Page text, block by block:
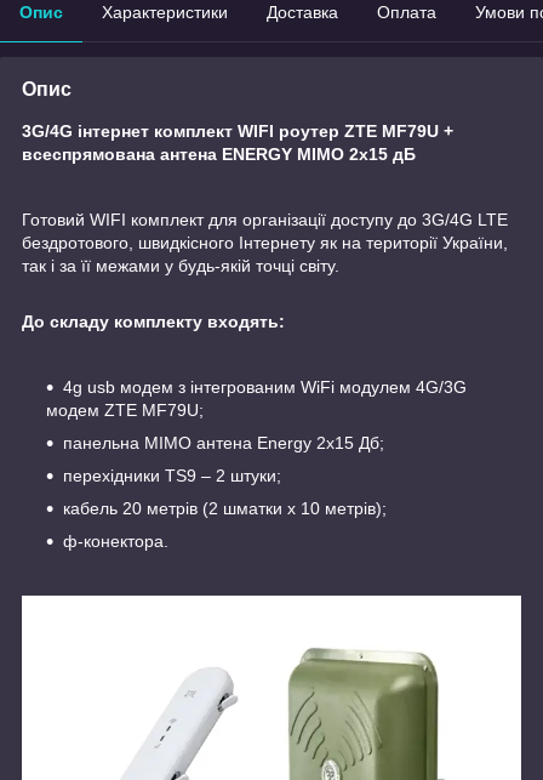
Опис Характеристики Доставка Оплата Умови
Опис
3G/4G інтернет комплект WIFI роутер ZTE MF79U +
всеспрямована антена ENERGY MIMO 2x15 дБ
Готовий WIFI комплект для організації доступу до 3G/4G LTE
бездротового, швидкісного Інтернету як на території України,
так і за її межами у будь-якій точці світу.
До складу комплекту входять:
4g usb модем з інтегрованим WiFi модулем 4G/3G
модем ZTE MF79U;
панельна MIMO антена Energy 2х15 Дб;
перехідники TS9 – 2 штуки;
кабель 20 метрів (2 шматки х 10 метрів);
ф-конектора.